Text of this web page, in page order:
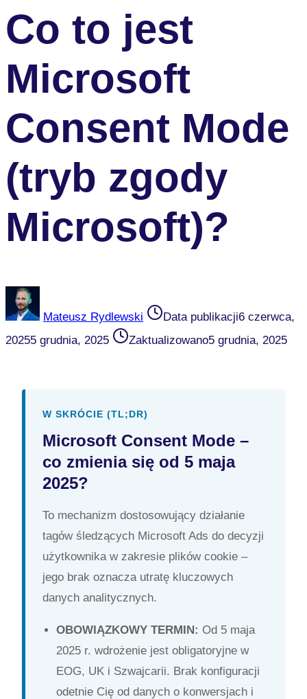
Co to jest
Microsoft
Consent Mode
(tryb zgody
Microsoft)?
Mateusz Rydlewski Data publikacji6 czerwca,
20255 grudnia, 2025 Zaktualizowano5 grudnia, 2025
W SKRÓCIE (TL;DR)
Microsoft Consent Mode –
co zmienia się od 5 maja
2025?
To mechanizm dostosowujący działanie
tagów śledzących Microsoft Ads do decyzji
użytkownika w zakresie plików cookie –
jego brak oznacza utratę kluczowych
danych analitycznych.
OBOWIĄZKOWY TERMIN: Od 5 maja
2025 r. wdrożenie jest obligatoryjne w
EOG, UK i Szwajcarii. Brak konfiguracji
odetnie Cię od danych o konwersjach i